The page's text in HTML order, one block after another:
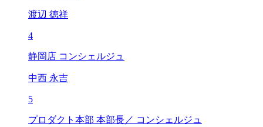
渡辺 徳祥
4
静岡店 コンシェルジュ
中西 永吉
5
プロダクト本部 本部長／ コンシェルジュ